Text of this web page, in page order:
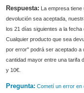
Respuesta: La empresa
devolución sea aceptada,
los 21 días siguientes a la fecha
Cualquier producto que sea
por error" podrá ser aceptado a
cantidad mayor entre una tarifa
y 10€.
Pregunta: Cometí un error en